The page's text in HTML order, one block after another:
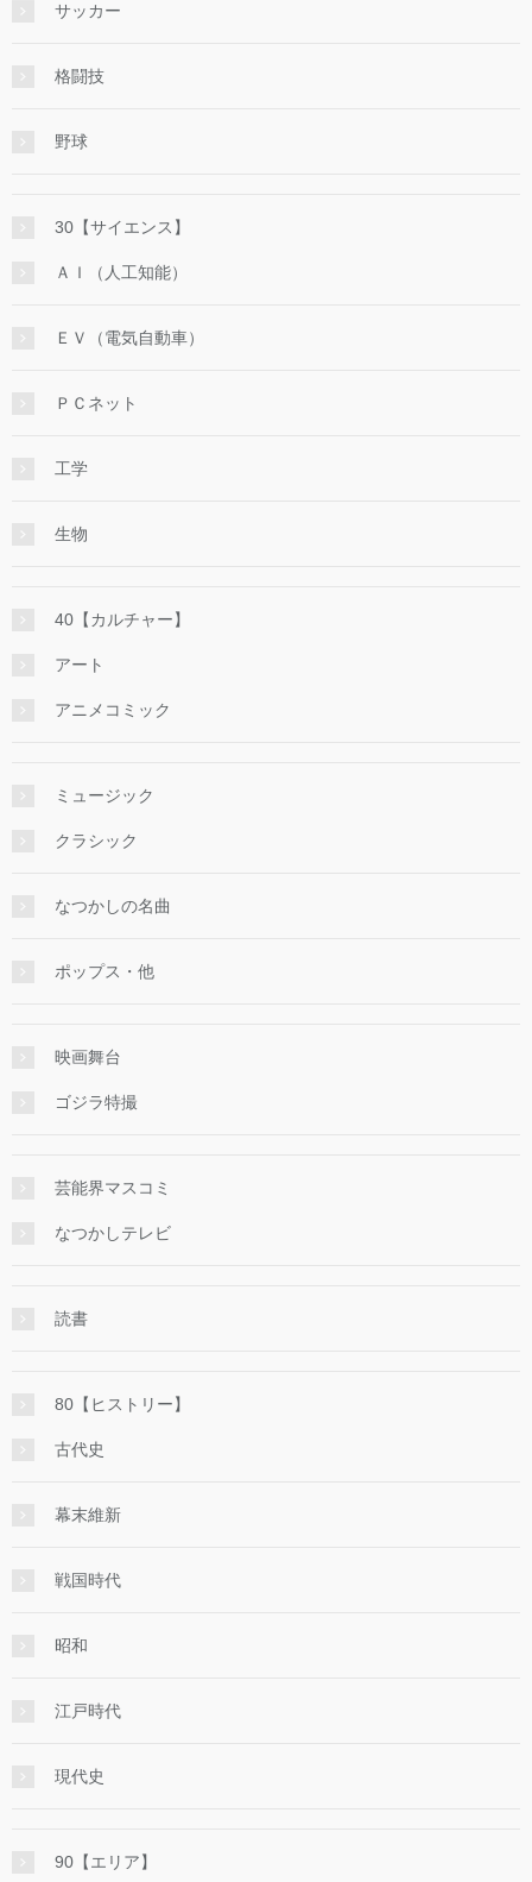
サッカー
格闘技
野球
30【サイエンス】
ＡＩ（人工知能）
ＥＶ（電気自動車）
ＰＣネット
工学
生物
40【カルチャー】
アート
アニメコミック
ミュージック
クラシック
なつかしの名曲
ポップス・他
映画舞台
ゴジラ特撮
芸能界マスコミ
なつかしテレビ
読書
80【ヒストリー】
古代史
幕末維新
戦国時代
昭和
江戸時代
現代史
90【エリア】